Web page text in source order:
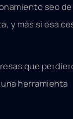
seo
y más si esa
que
herramienta